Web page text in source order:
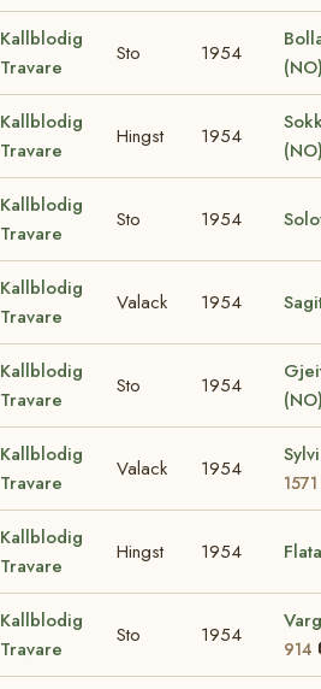
Kallblodig
Travare
Sto 1954
Kallblodig
Travare
Hingst 1954
Kallblodig
Travare
Sto 1954
Kallblodig
Travare
Valack 1954
Kallblodig
Travare
Sto 1954
Kallblodig
Travare
Valack 1954
1571
Kallblodig
Travare
Hingst 1954
Kallblodig
Travare
Sto 1954
914